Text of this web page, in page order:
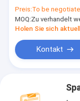
ISO
Preis:To be
MOQ:Zu verhandelt
Kontakt